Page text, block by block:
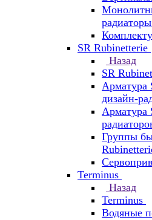
SR Rubinetterie
Назад
SR
Арматура
дизайн-
Арматура
Группы
Terminus
Назад
Terminus
Водяные